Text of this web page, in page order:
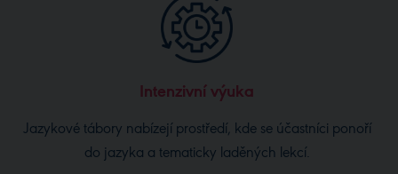
Intenzivní výuka
Jazykové tábory nabízejí prostředí, kde se účastníci ponoří
do jazyka a tematicky laděných lekcí.